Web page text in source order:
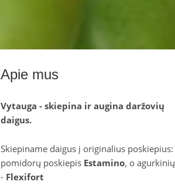
Apie mus
Vytauga - skiepina ir augina daržovių
daigus.
Skiepiname daigus į originalius poskiepius:
pomidorų poskiepis Estamino, o agurkinių
- Flexifort